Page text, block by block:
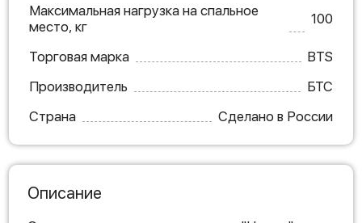
Максимальная нагрузка на спальное
место, кг
100
Торговая марка
BTS
Производитель
БТС
Страна
Сделано в России
Описание